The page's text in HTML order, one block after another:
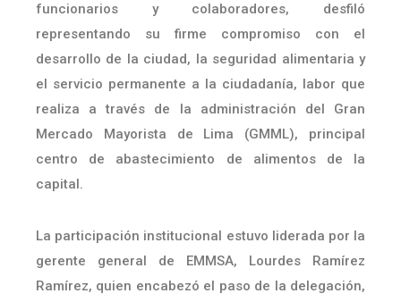
funcionarios y colaboradores, desfiló
representando su firme compromiso con el
desarrollo de la ciudad, la seguridad alimentaria y
el servicio permanente a la ciudadanía, labor que
realiza a través de la administración del Gran
Mercado Mayorista de Lima (GMML), principal
centro de abastecimiento de alimentos de la
capital.
La participación institucional estuvo liderada por la
gerente general de EMMSA, Lourdes Ramírez
Ramírez, quien encabezó el paso de la delegación,